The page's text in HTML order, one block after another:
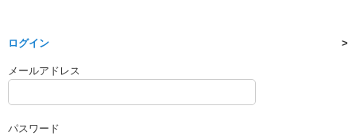
ログイン
メールアドレス
パスワード